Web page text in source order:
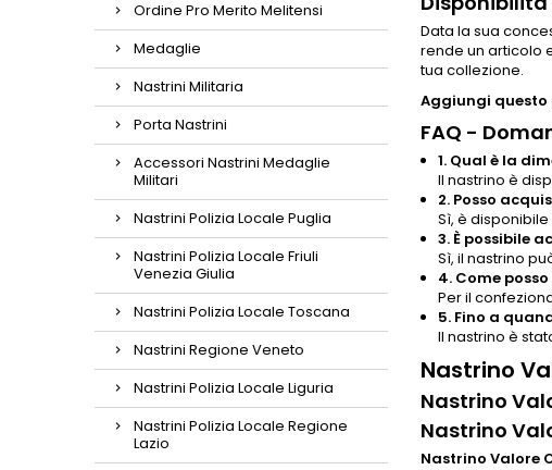
Ordine Pro Merito Melitensi
Medaglie
Nastrini Militaria
Porta Nastrini
Accessori Nastrini Medaglie
Militari
Nastrini Polizia Locale Puglia
Nastrini Polizia Locale Friuli
Venezia Giulia
Nastrini Polizia Locale Toscana
Nastrini Regione Veneto
Nastrini Polizia Locale Liguria
Nastrini Polizia Locale Regione
Lazio
Data la sua
rende un articolo
tua collezione.
Aggiungi questo
FAQ -
1. Qual è la
Il nastrino è
2. Posso
Sì, è
3. È possibile
Sì, il nastrino
4. Come
Per il
5. Fino a
Il nastrino è
Nastrino
Nastrino
Nastrino
Nastrino Valore